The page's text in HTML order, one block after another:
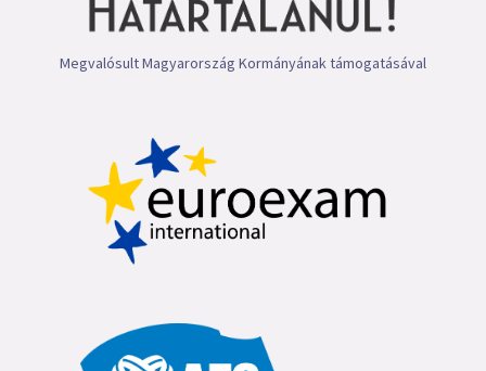
Megvalósult Magyarország Kormányának támogatásával